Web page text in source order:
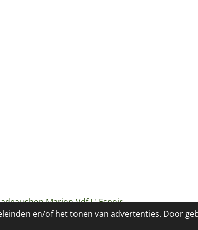
en/of het tonen van advertenties. Door
Marion Vdf L' Espoir